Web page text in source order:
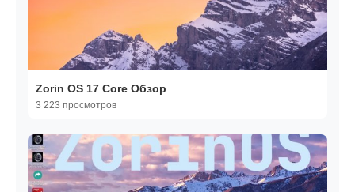
Zorin OS 17 Core Обзор
3 223 просмотров